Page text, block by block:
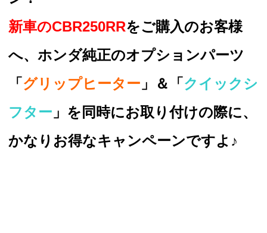
新車のCBR250RRをご購入のお客様
へ、ホンダ純正のオプションパーツ
「グリップヒーター 」＆「クイックシ
フター 」を同時にお取り付けの際に、
かなりお得なキャンペーンですよ♪